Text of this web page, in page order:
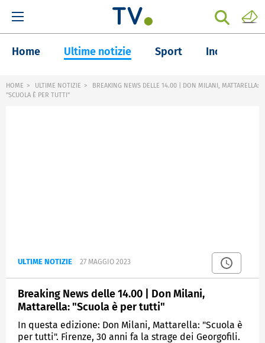
Home Ultime notizie Sport Inchieste
HOME ULTIME NOTIZIE
BREAKING NEWS DELLE 14.00 | DON MILANI, MATTARELLA:
"SCUOLA È PER TUTTI"
ULTIME NOTIZIE 27 MAGGIO 2023
Breaking News delle 14.00 | Don Milani,
Mattarella: "Scuola è per tutti"
In questa edizione: Don Milani, Mattarella: "Scuola è
per tutti". Firenze, 30 anni fa la strage dei Georgofili.